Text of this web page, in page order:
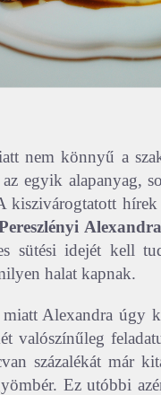
nem könnyű a
egyik alapanyag,
kiszivárogtatott
Alexandra
sütési idejét kell
halat kapnak.
Alexandra úgy
valószínűleg
százalékát már
Ez utóbbi